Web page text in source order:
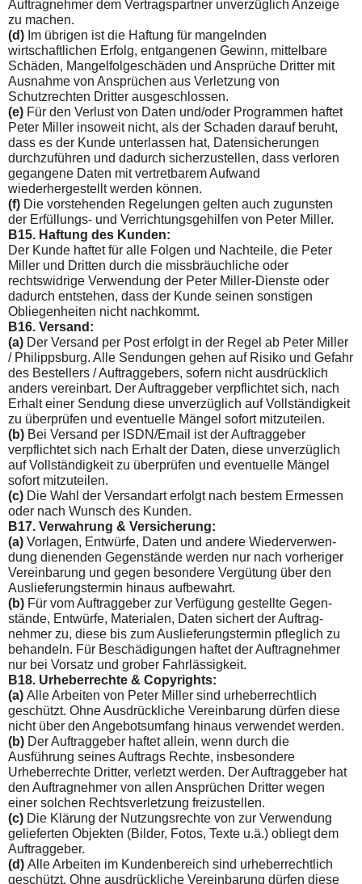
Auftragnehmer dem Vertragspartner unverzüglich Anzeige
zu machen.
(d) Im übrigen ist die Haftung für mangelnden
wirtschaftlichen Erfolg, entgangenen Gewinn, mittelbare
Schäden, Mangelfolgeschäden und Ansprüche Dritter mit
Ausnahme von Ansprüchen aus Verletzung von
Schutzrechten Dritter ausgeschlossen.
(e) Für den Verlust von Daten und/oder Programmen haftet
Peter Miller insoweit nicht, als der Schaden darauf beruht,
dass es der Kunde unterlassen hat, Datensicherungen
durchzuführen und dadurch sicherzustellen, dass verloren
gegangene Daten mit vertretbarem Aufwand
wiederhergestellt werden können.
(f) Die vorstehenden Regelungen gelten auch zugunsten
der Erfüllungs- und Verrichtungsgehilfen von Peter Miller.
B15. Haftung des Kunden:
Der Kunde haftet für alle Folgen und Nachteile, die Peter
Miller und Dritten durch die missbräuchliche oder
rechtswidrige Ver­wendung der Peter Miller-Dienste oder
dadurch entstehen, dass der Kunde seinen sonstigen
Obliegenheiten nicht nachkommt.
B16. Versand:
(a) Der Versand per Post erfolgt in der Regel ab Peter Miller
/ Philippsburg. Alle Sendungen gehen auf Risiko und Gefahr
des Bestellers / Auftraggebers, sofern nicht ausdrücklich
anders vereinbart. Der Auftraggeber verpflichtet sich, nach
Erhalt einer Sendung diese unverzüglich auf Vollständigkeit
zu überprüfen und eventuelle Mängel sofort mitzuteilen.
(b) Bei Versand per ISDN/Email ist der Auftraggeber
verpflichtet sich nach Erhalt der Daten, diese unverzüglich
auf Vollständig­keit zu überprüfen und eventuelle Mängel
sofort mitzuteilen.
(c) Die Wahl der Versandart erfolgt nach bestem Ermessen
oder nach Wunsch des Kunden.
B17. Verwahrung & Versicherung:
(a) Vorlagen, Entwürfe, Daten und andere Wiederverwen­
dung dienenden Gegenstände werden nur nach vorheriger
Vereinbarung und gegen besondere Vergütung über den
Auslieferungstermin hinaus aufbewahrt.
(b) Für vom Auftraggeber zur Verfügung gestellte Gegen­
stände, Entwürfe, Materialen, Daten sichert der Auftrag­
nehmer zu, diese bis zum Auslieferungstermin pfleglich zu
behandeln. Für Beschädigungen haftet der Auftragnehmer
nur bei Vorsatz und grober Fahrlässigkeit.
B18. Urheberrechte & Copyrights:
(a) Alle Arbeiten von Peter Miller sind urheberrechtlich
geschützt. Ohne Ausdrückliche Vereinbarung dürfen diese
nicht über den Angebotsumfang hinaus verwendet werden.
(b) Der Auftraggeber haftet allein, wenn durch die
Ausführung seines Auftrags Rechte, insbesondere
Urheberrechte Dritter, verletzt werden. Der Auftraggeber hat
den Auftragnehmer von allen Ansprüchen Dritter wegen
einer solchen Rechtsverletzung freizustellen.
(c) Die Klärung der Nutzungsrechte von zur Verwendung
gelieferten Objekten (Bilder, Fotos, Texte u.ä.) obliegt dem
Auftraggeber.
(d) Alle Arbeiten im Kundenbereich sind urheberrechtlich
geschützt. Ohne ausdrückliche Vereinbarung dürfen diese